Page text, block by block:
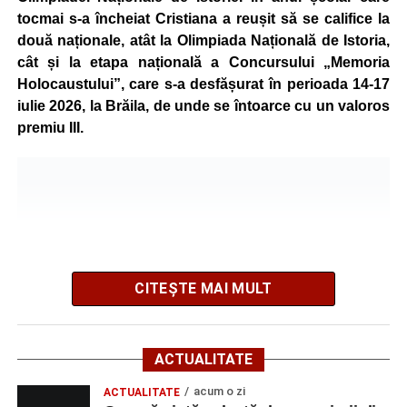
Programul a inclus și activități de dexteritate manuală, în
cadrul cărora participanții au realizat desene și lucrări
artistice, precum și sesiuni de karaoke, muzică și jocuri
sportive, care au încurajat mișcarea și colaborarea în
echipă.
La finalul programului, reprezentanții Direcției de
Asistență Socială Sebeș au transmis mulțumiri copiilor
mici la activitățile organizate.
Potrivit organizatorilor, astfel de programe vor continua și
tocmai s-a încheiat Cristiana a reușit să se califice la
două naționale, atât la Olimpiada Națională de Istoria,
cât și la etapa națională a Concursului „Memoria
Holocaustului”, care s-a desfășurat în perioada 14-17
iulie 2026, la Brăila, de unde se întoarce cu un valoros
premiu III.
CITEȘTE MAI MULT
ACTUALITATE
ACTUALITATE acum o zi